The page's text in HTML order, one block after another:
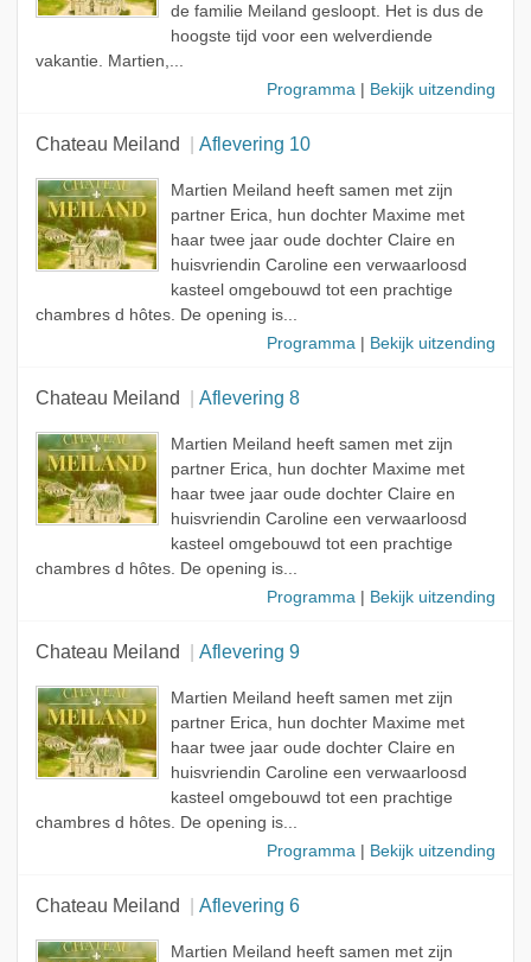
de familie Meiland gesloopt. Het is dus de
hoogste tijd voor een welverdiende
vakantie. Martien,...
Programma | Bekijk uitzending
Chateau Meiland Aflevering 10
Martien Meiland heeft samen met zijn
partner Erica, hun dochter Maxime met
haar twee jaar oude dochter Claire en
huisvriendin Caroline een verwaarloosd
kasteel omgebouwd tot een prachtige
chambres d hôtes. De opening is...
Programma | Bekijk uitzending
Chateau Meiland Aflevering 8
Martien Meiland heeft samen met zijn
partner Erica, hun dochter Maxime met
haar twee jaar oude dochter Claire en
huisvriendin Caroline een verwaarloosd
kasteel omgebouwd tot een prachtige
chambres d hôtes. De opening is...
Programma | Bekijk uitzending
Chateau Meiland Aflevering 9
Martien Meiland heeft samen met zijn
partner Erica, hun dochter Maxime met
haar twee jaar oude dochter Claire en
huisvriendin Caroline een verwaarloosd
kasteel omgebouwd tot een prachtige
chambres d hôtes. De opening is...
Programma | Bekijk uitzending
Chateau Meiland Aflevering 6
Martien Meiland heeft samen met zijn